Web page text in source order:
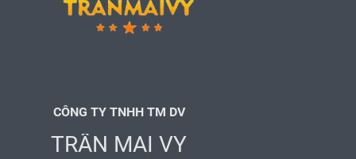
CÔNG TY TNHH TM DV
TRẦN MAI VY